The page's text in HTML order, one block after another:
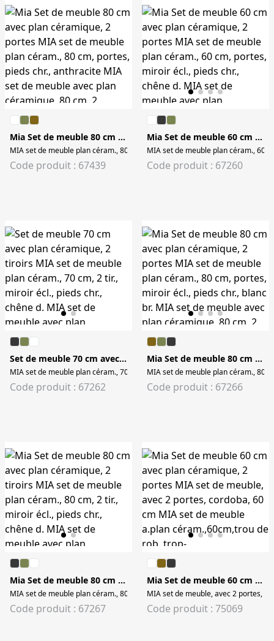
Mia Set de meuble 80 cm avec plan céramique, 2 portes
MIA set de meuble plan céram., 80 cm, portes, pieds chr., anthracite MIA
Code produit : 67439
Mia Set de meuble 60 cm avec plan céramique, 2 portes
MIA set de meuble plan céram., 60
Code produit : 67260
Set de meuble 70 cm avec plan céramique, 2 tiroirs
MIA set de meuble plan céram., 70 cm, 2 tir., miroir écl., pieds chr., chêne
Code produit : 67262
Mia Set de meuble 80 cm avec plan céramique, 2 portes
MIA set de meuble plan céram., 80
Code produit : 67266
Mia Set de meuble 80 cm avec plan céramique, 2 tiroirs
MIA set de meuble plan céram., 80 cm, 2 tir., miroir écl., pieds chr., chêne
Code produit : 67267
Mia Set de meuble 60 cm avec plan céramique, 2 portes
MIA set de meuble, avec 2 portes,
Code produit : 75069